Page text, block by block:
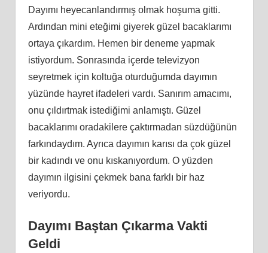
Dayımı heyecanlandırmış olmak hoşuma gitti.
Ardından mini eteğimi giyerek güzel bacaklarımı
ortaya çıkardım. Hemen bir deneme yapmak
istiyordum. Sonrasında içerde televizyon
seyretmek için koltuğa oturduğumda dayımın
yüzünde hayret ifadeleri vardı. Sanırım amacımı,
onu çıldırtmak istediğimi anlamıştı. Güzel
bacaklarımı oradakilere çaktırmadan süzdüğünün
farkındaydım. Ayrıca dayımın karısı da çok güzel
bir kadındı ve onu kıskanıyordum. O yüzden
dayımın ilgisini çekmek bana farklı bir haz
veriyordu.
Dayımı Baştan Çıkarma Vakti
Geldi